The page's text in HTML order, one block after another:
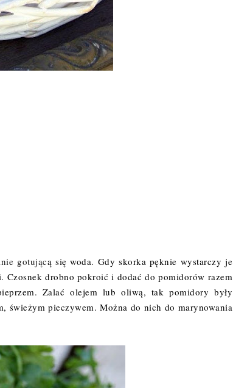
gotującą się woda. Gdy skorka pęknie wystarczy je
drobno pokroić i dodać do pomidorów razem
Zalać olejem lub oliwą, tak pomidory były
świeżym pieczywem. Można do nich do marynowania